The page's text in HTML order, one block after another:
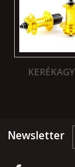
KERÉKAGY
Newsletter